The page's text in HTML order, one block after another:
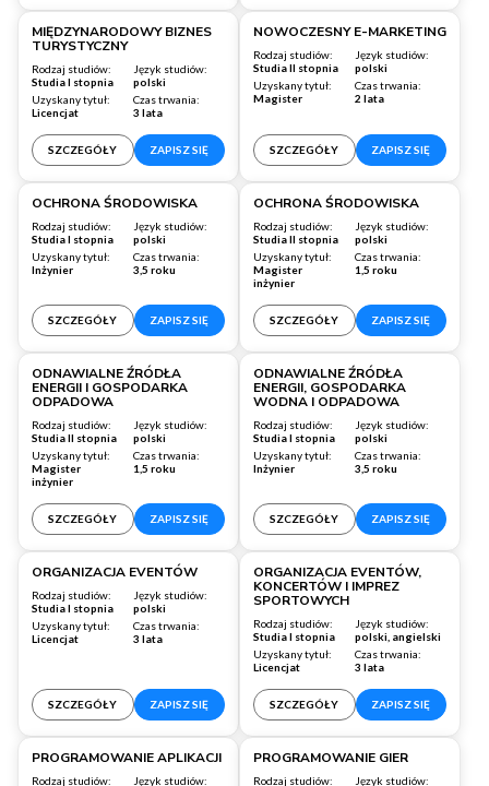
Wrocław
MIĘDZYNARODOWY BIZNES
TURYSTYCZNY
Rodzaj studiów:
Studia I stopnia
Język studiów:
polski
Uzyskany tytuł:
Licencjat
Czas trwania:
3 lata
SZCZEGÓŁY ZAPISZ SIĘ
Wrocław
NOWOCZESNY E-MARKETING
Rodzaj studiów:
Studia II stopnia
Język studiów:
polski
Uzyskany tytuł:
Magister
Czas trwania:
2 lata
SZCZEGÓŁY ZAPISZ SIĘ
Warszawa
OCHRONA ŚRODOWISKA
Rodzaj studiów:
Studia I stopnia
Język studiów:
polski
Uzyskany tytuł:
Inżynier
Czas trwania:
3,5 roku
SZCZEGÓŁY ZAPISZ SIĘ
Warszawa
OCHRONA ŚRODOWISKA
Rodzaj studiów:
Studia II stopnia
Język studiów:
polski
Uzyskany tytuł:
Magister
inżynier
Czas trwania:
1,5 roku
SZCZEGÓŁY ZAPISZ SIĘ
Warszawa
ODNAWIALNE ŹRÓDŁA
ENERGII I GOSPODARKA
ODPADOWA
Rodzaj studiów:
Studia II stopnia
Język studiów:
polski
Uzyskany tytuł:
Magister
inżynier
Czas trwania:
1,5 roku
SZCZEGÓŁY ZAPISZ SIĘ
Warszawa
ODNAWIALNE ŹRÓDŁA
ENERGII, GOSPODARKA
WODNA I ODPADOWA
Rodzaj studiów:
Studia I stopnia
Język studiów:
polski
Uzyskany tytuł:
Inżynier
Czas trwania:
3,5 roku
SZCZEGÓŁY ZAPISZ SIĘ
Wrocław
ORGANIZACJA EVENTÓW
Rodzaj studiów:
Studia I stopnia
Język studiów:
polski
Uzyskany tytuł:
Licencjat
Czas trwania:
3 lata
SZCZEGÓŁY ZAPISZ SIĘ
Warszawa
ORGANIZACJA EVENTÓW,
KONCERTÓW I IMPREZ
SPORTOWYCH
Rodzaj studiów:
Studia I stopnia
Język studiów:
polski, angielski
Uzyskany tytuł:
Licencjat
Czas trwania:
3 lata
SZCZEGÓŁY ZAPISZ SIĘ
Warszawa
PROGRAMOWANIE APLIKACJI
Rodzaj studiów:
Język studiów:
Wrocław
PROGRAMOWANIE GIER
Rodzaj studiów:
Język studiów:
Jesteśmy już po godzinach